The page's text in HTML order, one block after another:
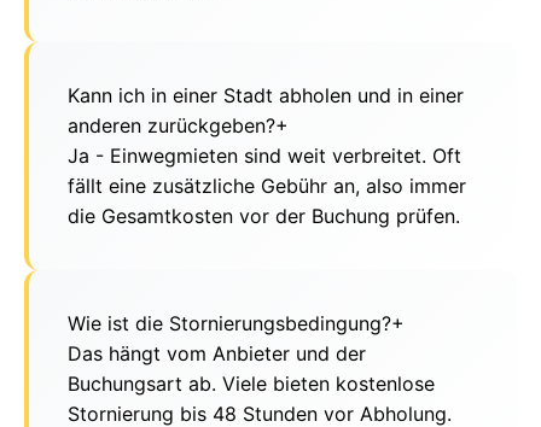
Kann ich in einer Stadt abholen und in einer
anderen zurückgeben?+
Ja - Einwegmieten sind weit verbreitet. Oft
fällt eine zusätzliche Gebühr an, also immer
die Gesamtkosten vor der Buchung prüfen.
Wie ist die Stornierungsbedingung?+
Das hängt vom Anbieter und der
Buchungsart ab. Viele bieten kostenlose
Stornierung bis 48 Stunden vor Abholung.